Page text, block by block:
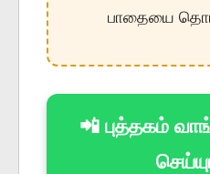
பாதையை
📲 புத்தகம்